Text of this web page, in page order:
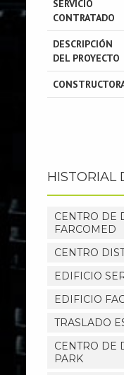
SERVICIO
CONTRATADO
DESCRIPCIÓN
DEL PROYECTO
HISTORIAL
CENTRO DE
FARCOMED
CENTRO
EDIFICIO
EDIFICIO
TRASLADO
CENTRO DE
PARK